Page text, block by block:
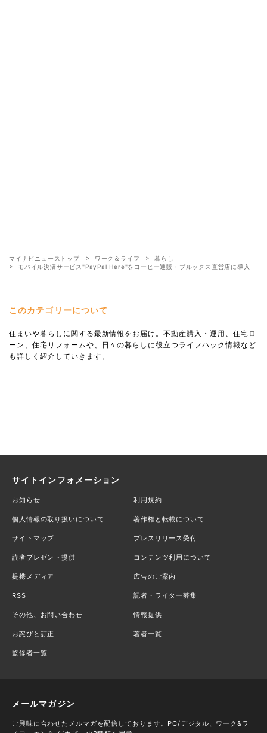
マイナビニューストップ ワーク＆ライフ
暮らし
モバイル決済サービス"PayPal Here"をコーヒー通販・ブルックス直営店に導入
このカテゴリーについて
住まいや暮らしに関する最新情報をお届け。不動産購入・運用、住宅ロ
ーン、住宅リフォームや、日々の暮らしに役立つライフハック情報など
も詳しく紹介していきます。
サイトインフォメーション
お知らせ 利用規約
個人情報の取り扱いについて 著作権と転載について
サイトマップ プレスリリース受付
読者プレゼント提供 コンテンツ利用について
提携メディア 広告のご案内
RSS 記者・ライター募集
その他、お問い合わせ 情報提供
お詫びと訂正 著者一覧
監修者一覧
メールマガジン
ご興味に合わせたメルマガを配信しております。PC/デジタル、ワーク&ラ